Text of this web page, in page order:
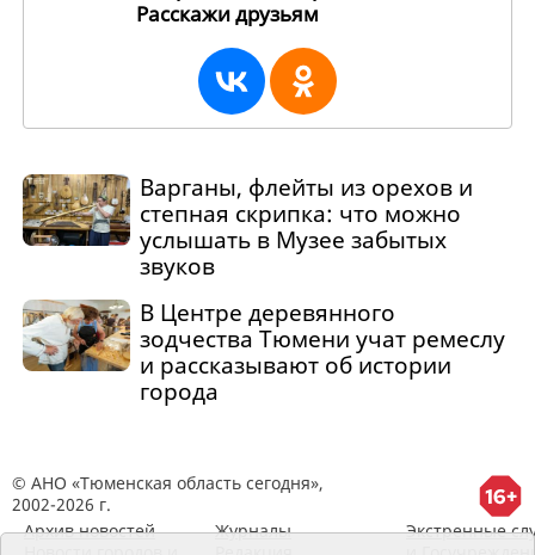
Расскажи друзьям
Варганы, флейты из орехов и
степная скрипка: что можно
услышать в Музее забытых
звуков
В Центре деревянного
зодчества Тюмени учат ремеслу
и рассказывают об истории
города
© АНО «Тюменская область сегодня»,
2002-2026 г.
Архив новостей
Журналы
Экстренные